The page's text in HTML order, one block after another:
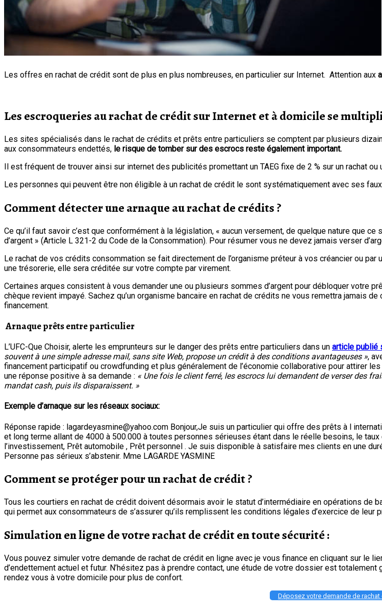
Les offres en rachat de crédit sont de plus en plus nombreuses, en particulier sur Internet. Attention aux
Les escroqueries au rachat de crédit sur Internet et à domicile se
Les sites spécialisés dans le rachat de crédits et prêts entre particuliers se comptent par plusieurs
aux consommateurs endettés, le risque de tomber sur des escrocs reste également important.
Il est fréquent de trouver ainsi sur internet des publicités promettant un TAEG fixe de 2 % sur un rachat
Les personnes qui peuvent être non éligible à un rachat de crédit le sont systématiquement avec ses
Comment détecter une arnaque au rachat de crédits ?
Ce qu’il faut savoir c’est que conformément à la législation, « aucun versement, de quelque nature que
d’argent » (Article L 321-2 du Code de la Consommation). Pour résumer vous ne devez jamais verser
Le rachat de vos crédits consommation se fait directement de l’organisme préteur à vos créancier ou
une trésorerie, elle sera créditée sur votre compte par virement.
Certaines arques consistent à vous demander une ou plusieurs sommes d’argent pour débloquer votre
chèque revient impayé. Sachez qu’un organisme bancaire en rachat de crédits ne vous remettra jamais
financement.
Arnaque prêts entre particulier
L’UFC-Que Choisir, alerte les emprunteurs sur le danger des prêts entre particuliers dans un article publié
souvent à une simple adresse mail, sans site Web, propose un crédit à des conditions avantageuses »,
financement participatif ou crowdfunding et plus généralement de l’économie collaborative pour attirer
une réponse positive à sa demande : « Une fois le client ferré, les escrocs lui demandent de verser des
mandat cash, puis ils disparaissent. »
Exemple d’arnaque sur les réseaux sociaux:
Réponse rapide : lagardeyasmine@yahoo.com Bonjour,Je suis un particulier qui offre des prêts à l
et long terme allant de 4000 à 500.000 à toutes personnes sérieuses étant dans le réelle besoins, le taux
l’investissement, Prêt automobile , Prêt personnel . Je suis disponible à satisfaire mes clients en une
Personne pas sérieux s’abstenir. Mme LAGARDE YASMINE
Comment se protéger pour un rachat de crédit ?
Tous les courtiers en rachat de crédit doivent désormais avoir le statut d’intermédiaire en opérations de
qui permet aux consommateurs de s’assurer qu’ils remplissent les conditions légales d’exercice de leur
Simulation en ligne de votre rachat de crédit en toute sécurité :
Vous pouvez simuler votre demande de rachat de crédit en ligne avec je vous finance en cliquant sur le
d’endettement actuel et futur. N’hésitez pas à prendre contact, une étude de votre dossier est
rendez vous à votre domicile pour plus de confort.
Déposez votre demande de rachat